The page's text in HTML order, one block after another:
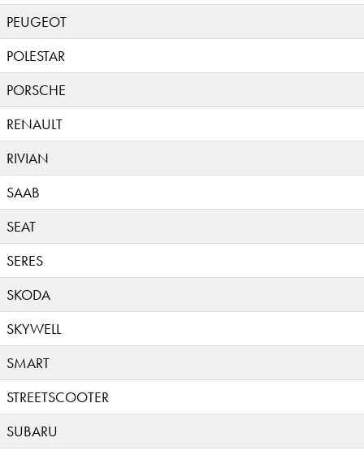
PEUGEOT
POLESTAR
PORSCHE
RENAULT
RIVIAN
SAAB
SEAT
SERES
SKODA
SKYWELL
SMART
STREETSCOOTER
SUBARU